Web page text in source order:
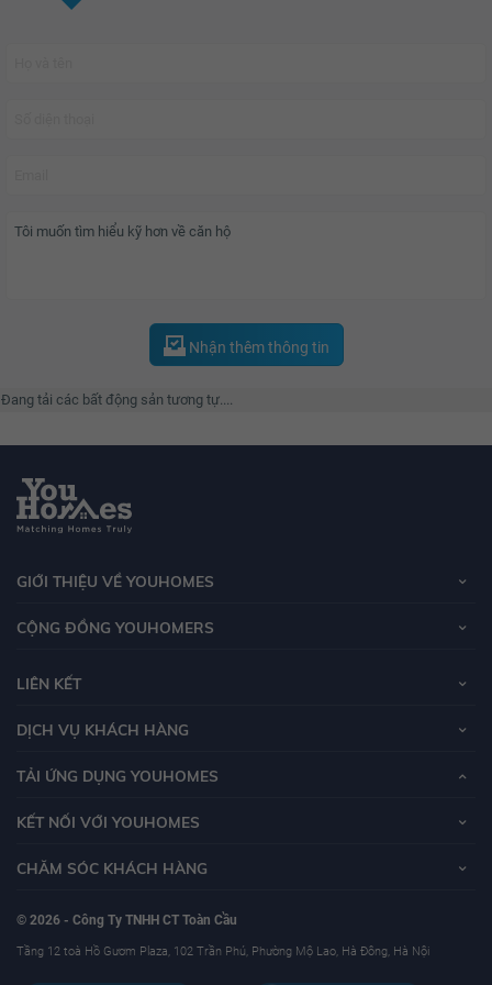
Discovery Complex
Nhận thêm thông tin
tải các bất động sản tương tự....
GIỚI THIỆU VỀ YOUHOMES
CỘNG ĐỒNG YOUHOMERS
LIÊN KẾT
DỊCH VỤ KHÁCH HÀNG
TẢI ỨNG DỤNG YOUHOMES
KẾT NỐI VỚI YOUHOMES
CHĂM SÓC KHÁCH HÀNG
© 2026 - Công Ty TNHH CT Toàn Cầu
Tầng 12 toà Hồ Gươm Plaza, 102 Trần Phú, Phường Mộ Lao, Hà Đông, Hà Nội